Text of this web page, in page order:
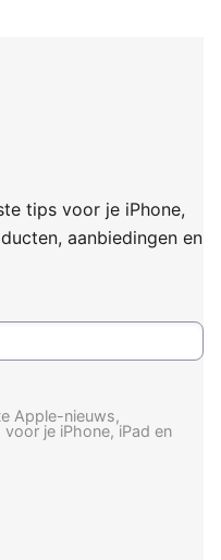
tips voor je iPhone,
aanbiedingen en
Apple-nieuws,
je iPhone, iPad en